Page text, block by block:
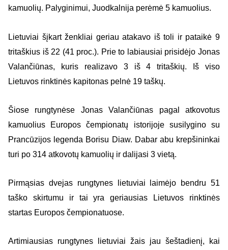
kamuolių. Palyginimui, Juodkalnija perėmė 5 kamuolius.
Lietuviai šįkart ženkliai geriau atakavo iš toli ir pataikė 9
tritaškius iš 22 (41 proc.). Prie to labiausiai prisidėjo Jonas
Valančiūnas, kuris realizavo 3 iš 4 tritaškių. Iš viso
Lietuvos rinktinės kapitonas pelnė 19 taškų.
Šiose rungtynėse Jonas Valančiūnas pagal atkovotus
kamuolius Europos čempionatų istorijoje susilygino su
Prancūzijos legenda Borisu Diaw. Dabar abu krepšininkai
turi po 314 atkovotų kamuolių ir dalijasi 3 vietą.
Pirmąsias dvejas rungtynes lietuviai laimėjo bendru 51
taško skirtumu ir tai yra geriausias Lietuvos rinktinės
startas Europos čempionatuose.
Artimiausias rungtynes lietuviai žais jau šeštadienį, kai